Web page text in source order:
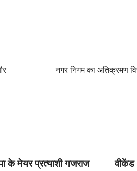
नगर निगम का अतिक्रमण
के मेयर प्रत्याशी गजराज
वीकेंड